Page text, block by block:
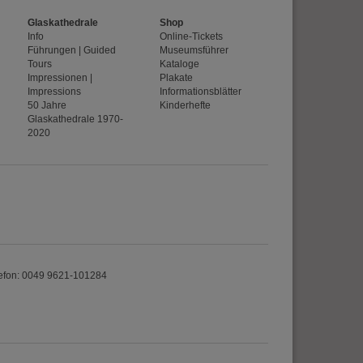
auf dieser
z.B. Google Maps
Glaskathedrale
Info
Führungen | Guided
Tours
Impressionen |
Impressions
50 Jahre
Glaskathedrale 1970-
2020
Shop
Online-Tickets
Museumsführer
Kataloge
Plakate
Informationsblätter
Kinderhefte
0049 9621-101284